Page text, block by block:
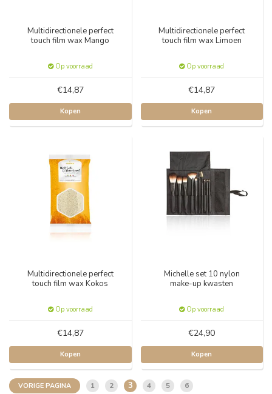
Multidirectionele perfect
touch film wax Mango
Op voorraad
€14,87
Kopen
Multidirectionele perfect
touch film wax Limoen
Op voorraad
€14,87
Kopen
Multidirectionele perfect
touch film wax Kokos
Op voorraad
€14,87
Kopen
Michelle set 10 nylon
make-up kwasten
Op voorraad
€24,90
Kopen
VORIGE PAGINA 1 2 3 4 5 6